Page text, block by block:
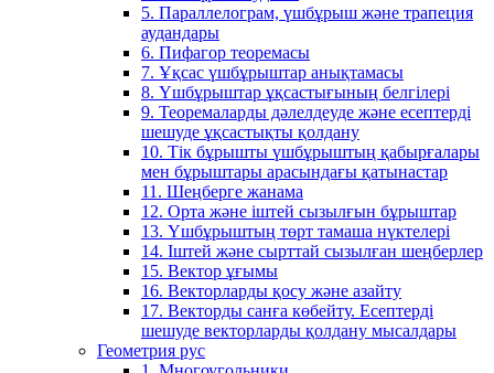
5. Параллелограм, үшбұрыш және трапеция
аудандары
6. Пифагор теоремасы
7. Ұқсас үшбұрыштар анықтамасы
8. Үшбұрыштар ұқсастығының белгілері
9. Теоремаларды дәлелдеуде және есептерді
шешуде ұқсастықты қолдану
10. Тік бұрышты үшбұрыштың қабырғалары
мен бұрыштары арасындағы қатынастар
11. Шеңберге жанама
12. Орта және іштей сызылғын бұрыштар
13. Үшбұрыштың төрт тамаша нүктелері
14. Іштей және сырттай сызылған шеңберлер
15. Вектор ұғымы
16. Векторларды қосу және азайту
17. Векторды санға көбейту. Есептерді
шешуде векторларды қолдану мысалдары
Геометрия рус